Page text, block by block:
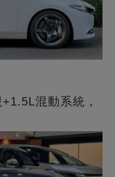
混動系統，